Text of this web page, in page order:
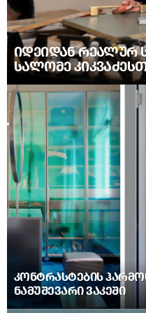
ᲘᲓᲔᲘᲓᲐᲜ ᲠᲔᲐᲚᲣᲠ
ᲡᲐᲚᲝᲛᲔ
ᲙᲝᲜᲢᲠᲐᲡᲢᲔᲑᲘᲡ
ᲜᲐᲛᲣᲨᲔᲕᲐᲠᲘ ᲕᲐᲙᲔᲨᲘ